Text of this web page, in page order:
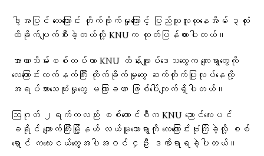
ဒါ့အပြင် လေကြောင်း တိုက်ခိုက်မှုကြောင့် ပြည်သူလူထုနေအိမ် ၃လုံး
ထိခိုက်ပျက်စီးခဲ့တယ်လို့ KNUက ထုတ်ပြန်ထားပါတယ်။
အာဏာသိမ်းစစ်တပ်ဟာ KNU ထိန်းချုပ်ဒေသတွေက ကျေးရွာတွေကို
လေကြောင်းလက်နက်ကြီး တိုက်ခိုက်မှုတွေ ဆက်တိုက်ပြုလုပ်နေလို့
အရပ်သားသေဆုံးမှုတွေ မကြာခဏ ဖြစ်ပေါ်လျက်ရှိပါတယ်။
ဩဂုတ် ၂ရက်ကလည်း စစ်ကောင်စီက KNU ညောင်လေးပင်
ခရိုင် ကျောက်ကြီးမြို့နယ် လယ်မူသောရွာကို လေကြောင်းဗုံးကြဲခဲ့လို့ စစ်
ရှောင် ကလေးငယ်တွေအပါအဝင် ၄ဦး ဒဏ်ရာရခဲ့ပါတယ်။